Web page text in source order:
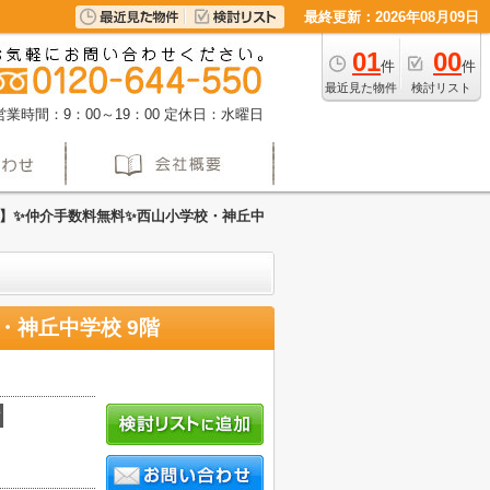
最終更新：2026年08月09日
01件
最近見た物件
00件
検討リスト
業時間：9：00～19：00 定休日：水曜日
✨️仲介手数料無料✨️西山小学校・神丘中
神丘中学校 9階